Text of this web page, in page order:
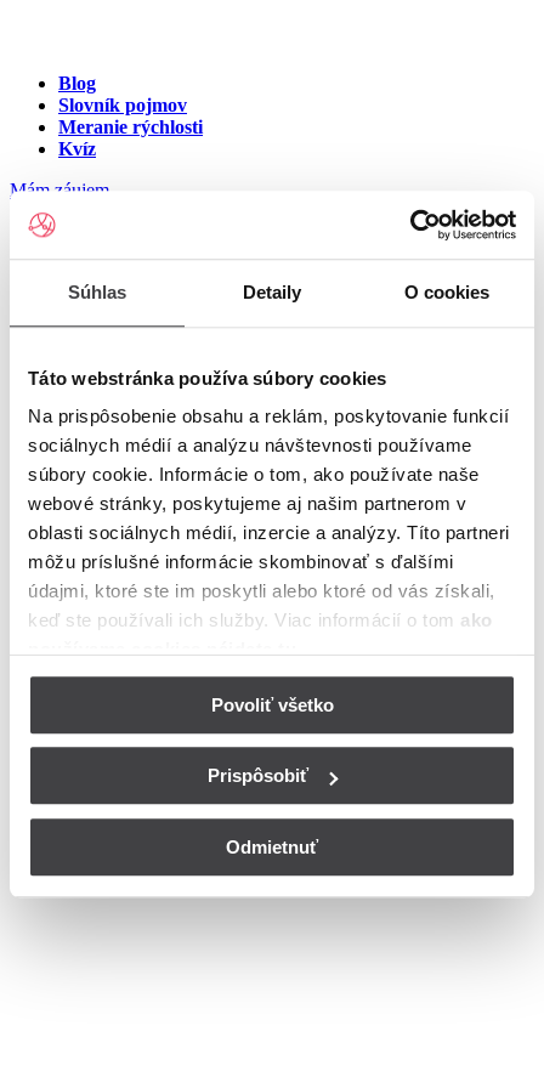
Súhlas Detaily O cookies
Táto webstránka používa súbory cookies
Na prispôsobenie obsahu a reklám, poskytovanie funkcií
sociálnych médií a analýzu návštevnosti používame
súbory cookie. Informácie o tom, ako používate naše
webové stránky, poskytujeme aj našim partnerom v
oblasti sociálnych médií, inzercie a analýzy. Títo partneri
môžu príslušné informácie skombinovať s ďalšími
údajmi, ktoré ste im poskytli alebo ktoré od vás získali,
keď ste používali ich služby. Viac informácií o tom ako
Povoliť všetko
Prispôsobiť
Odmietnuť
Blog
Slovník pojmov
Meranie rýchlosti
Kvíz
Mám záujem
Internet na ulici Parková,
Trnava
Zadajte číslo vchodu pre zobrazenie ponuky internetu v meste
Zadajte číslo domu/vchodupre zobrazenie ponuky internetu v
lokalite Trnava
Zoznam čísiel domov/vchodov na ulici Parková v
meste Trnava
Bohužiaľ, nedisponujeme zoznamom dostupných čísiel vchodov na
ulici Parková v meste Trnava.
© Copyright 2026 Nastavenia cookies